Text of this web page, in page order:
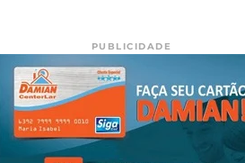
PUBLICIDADE